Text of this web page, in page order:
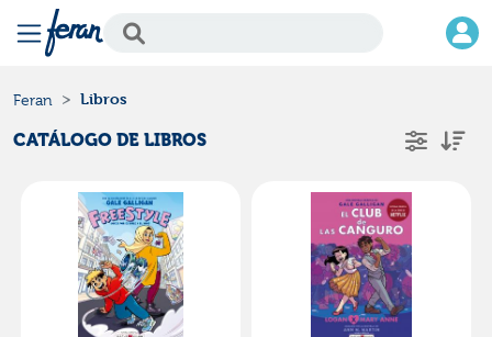
Feran Libros
CATÁLOGO DE LIBROS